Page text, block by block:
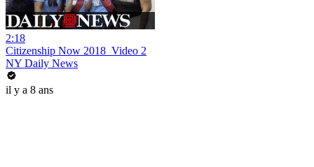
2:18
Citizenship Now 2018_Video 2
NY Daily News
il y a 8 ans